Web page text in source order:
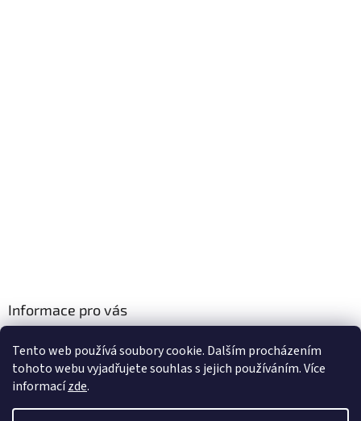
Tento web používá soubory cookie. Dalším procházením
tohoto webu vyjadřujete souhlas s jejich používáním. Více
informacízde.
Informace pro vás
Podmínky ochrany osobních údajů